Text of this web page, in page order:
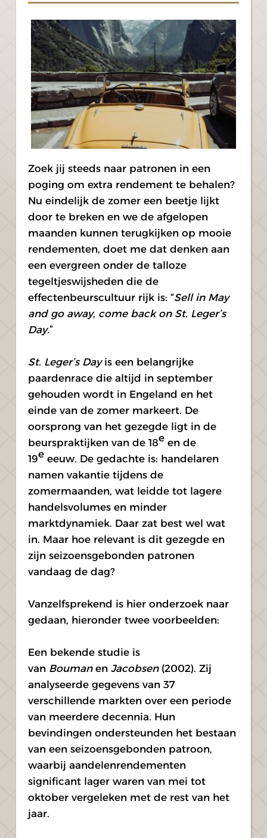
Zoek jij steeds naar patronen in een
poging om extra rendement te behalen?
Nu eindelijk de zomer een beetje lijkt
door te breken en we de afgelopen
maanden kunnen terugkijken op mooie
rendementen, doet me dat denken aan
een evergreen onder de talloze
tegeltjeswijsheden die de
effectenbeurscultuur rijk is: “Sell in May
and go away, come back on St. Leger’s
Day.”
St. Leger’s Day is een belangrijke
paardenrace die altijd in september
gehouden wordt in Engeland en het
einde van de zomer markeert. De
oorsprong van het gezegde ligt in de
beurspraktijken van de 18e en de
19e eeuw. De gedachte is: handelaren
namen vakantie tijdens de
zomermaanden, wat leidde tot lagere
handelsvolumes en minder
marktdynamiek. Daar zat best wel wat
in. Maar hoe relevant is dit gezegde en
zijn seizoensgebonden patronen
vandaag de dag?
Vanzelfsprekend is hier onderzoek naar
gedaan, hieronder twee voorbeelden:
Een bekende studie is
van Bouman en Jacobsen (2002). Zij
analyseerde gegevens van 37
verschillende markten over een periode
van meerdere decennia. Hun
bevindingen ondersteunden het bestaan
van een seizoensgebonden patroon,
waarbij aandelenrendementen
significant lager waren van mei tot
oktober vergeleken met de rest van het
jaar.